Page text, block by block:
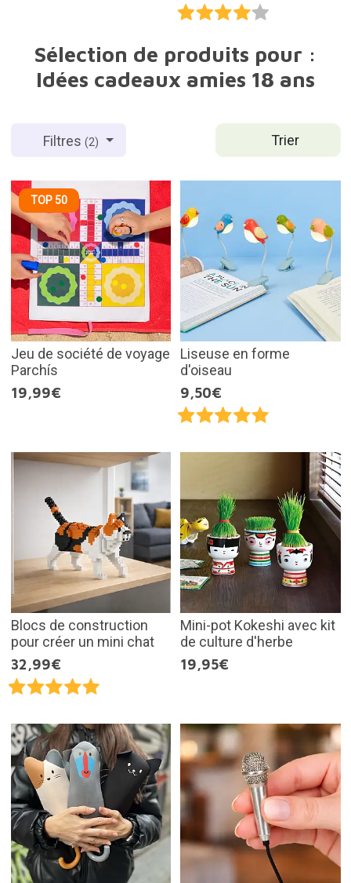
Sélection de produits pour :
Idées cadeaux amies 18 ans
Trier
Filtres(2)
TOP 50
Jeu de société de voyage
Parchís
19,99€
Liseuse en forme
d'oiseau
9,50€
Blocs de construction
pour créer un mini chat
32,99€
Mini-pot Kokeshi avec kit
de culture d'herbe
19,95€